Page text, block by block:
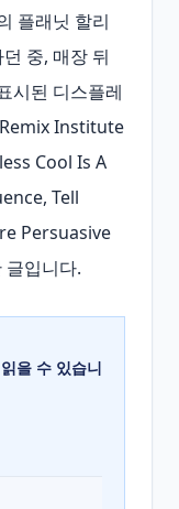
플래닛 할리
중, 매장 뒤
시된 디스플레
Institute
Cool Is A
Tell
Persuasive
입니다.
을 수 있습니